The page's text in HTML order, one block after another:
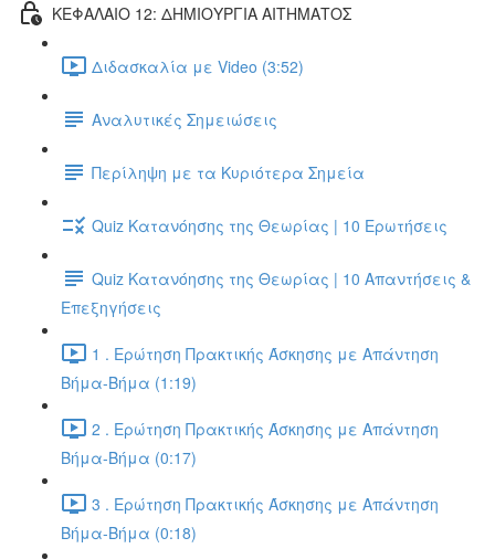
ΚΕΦΑΛΑΙΟ 12: ΔΗΜΙΟΥΡΓΙΑ ΑΙΤΗΜΑΤΟΣ
Διδασκαλία με Video (3:52)
Αναλυτικές Σημειώσεις
Περίληψη με τα Κυριότερα Σημεία
Quiz Κατανόησης της Θεωρίας | 10 Ερωτήσεις
Quiz Κατανόησης της Θεωρίας | 10 Απαντήσεις &
Επεξηγήσεις
1 . Ερώτηση Πρακτικής Άσκησης με Απάντηση
Βήμα-Βήμα (1:19)
2 . Ερώτηση Πρακτικής Άσκησης με Απάντηση
Βήμα-Βήμα (0:17)
3 . Ερώτηση Πρακτικής Άσκησης με Απάντηση
Βήμα-Βήμα (0:18)